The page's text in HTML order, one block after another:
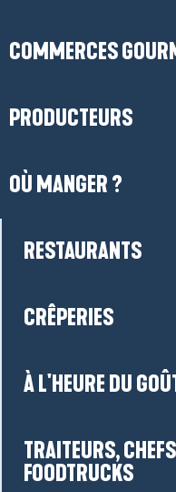
COMMERCES
PRODUCTEURS
OÙ MANGER ?
RESTAURANTS
CRÊPERIES
À L'HEURE DU
TRAITEURS,
FOODTRUCKS
?
?
ici
!